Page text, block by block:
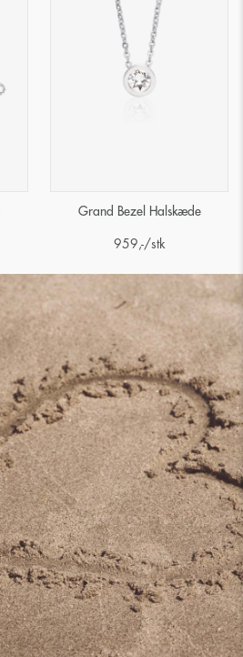
Grand Bezel Halskæde
959 ,-/stk